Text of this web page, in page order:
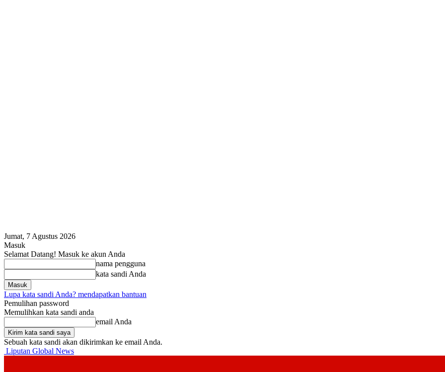
Jumat, 7 Agustus 2026
Masuk
Selamat Datang! Masuk ke akun Anda
nama pengguna
kata sandi Anda
Lupa kata sandi Anda? mendapatkan bantuan
Pemulihan password
Memulihkan kata sandi anda
email Anda
Sebuah kata sandi akan dikirimkan ke email Anda.
Liputan Global News